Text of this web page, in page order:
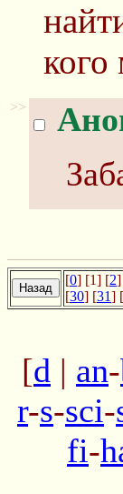
кого
>>
[0] [1] [2
[30] [31] [
[d | an-
r-s-sci-
fi-